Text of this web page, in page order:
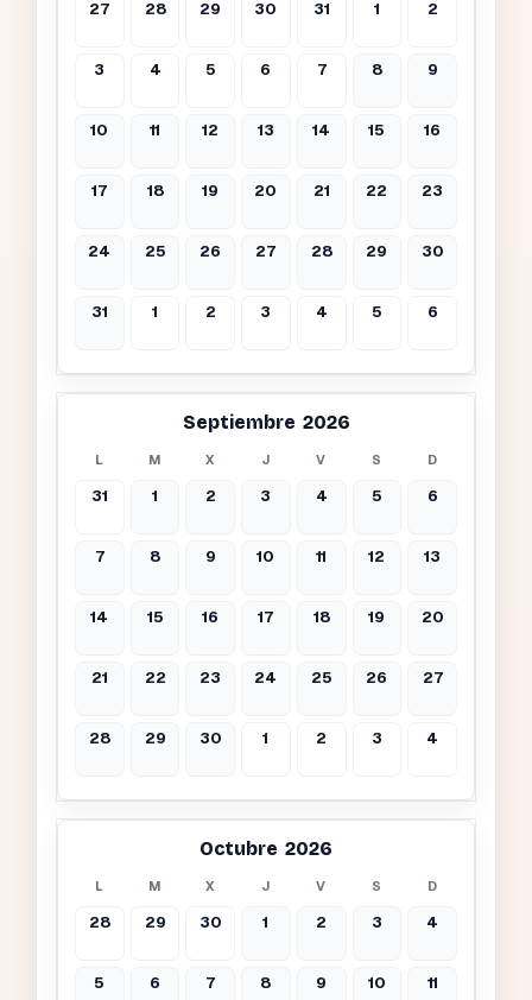
27 28 29 30 31 1 2
3 4 5 6 7 8 9
10 11 12 13 14 15 16
17 18 19 20 21 22 23
24 25 26 27 28 29 30
31 1 2 3 4 5 6
Septiembre 2026
L M X J V S D
31 1 2 3 4 5 6
7 8 9 10 11 12 13
14 15 16 17 18 19 20
21 22 23 24 25 26 27
28 29 30 1 2 3 4
Octubre 2026
L M X J V S D
28 29 30 1 2 3 4
5 6 7 8 9 10 11